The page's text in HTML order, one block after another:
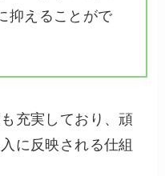
抑えることがで
充実しており、頑
に反映される仕組